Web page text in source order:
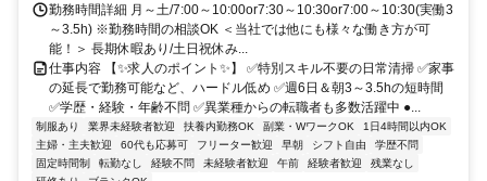
勤務時間詳細 月～土/7:00～10:00or7:30～10:30or7:00～10:30(実働3
～3.5h) ※勤務時間の相談OK ＜当社では他にも様々な働き方が可
能！＞ 長期休暇あり/土日祝休み...
仕事内容 【✨求人のポイント✨】 ✅特別スキル不要の日常清掃 ✅家事
の延長で勤務可能など、ハードル低め ✅週6日＆朝3～3.5hの短時間
✅学歴・経験・年齢不問 ✅異業種からの転職者も多数活躍中 ●...
制服あり 業界未経験者歓迎 扶養内勤務OK 副業・WワークOK
1日4時間以内OK
主婦・主夫歓迎
60代も応募可 フリーター歓迎 早朝 シフト自由
学歴不問
固定時間制
転勤なし 経験不問 未経験者歓迎 午前 経験者歓迎
残業なし